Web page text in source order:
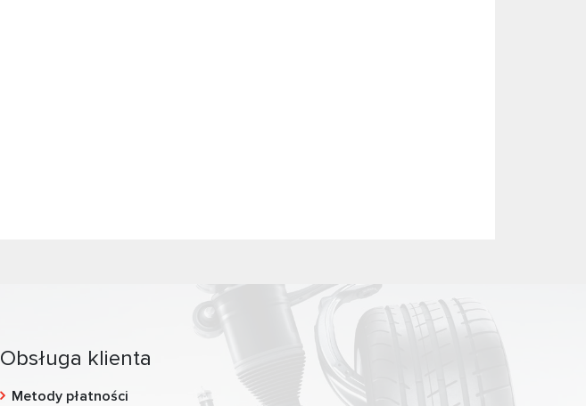
Obsługa klienta
Metody płatności